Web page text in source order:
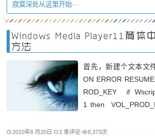
Windows Media Player11简体
方法
首先，新建个文本文
ON ERROR
ROD_KEY if
1 then
&" 本程序将自动替换
2010年8 月20日 2 条评论 8,373次